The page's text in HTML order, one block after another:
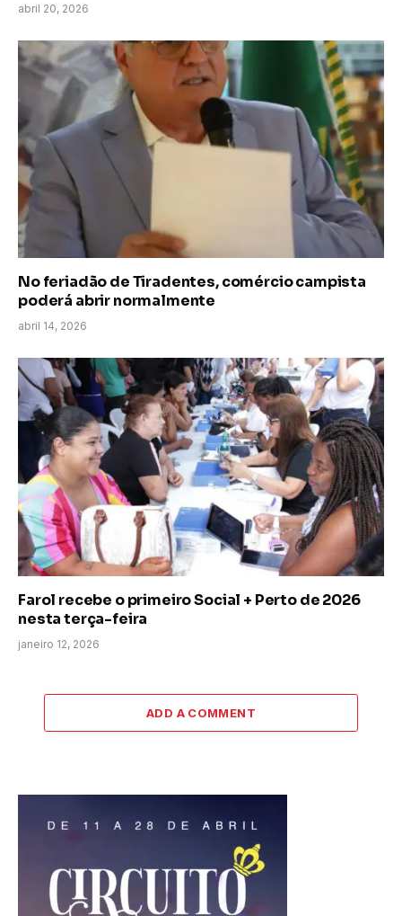
abril 20, 2026
No feriadão de Tiradentes, comércio campista
poderá abrir normalmente
abril 14, 2026
Farol recebe o primeiro Social + Perto de 2026
nesta terça-feira
janeiro 12, 2026
ADD A COMMENT